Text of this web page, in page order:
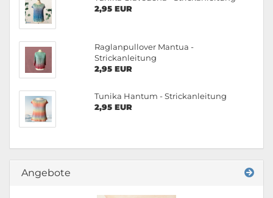
2,95 EUR
Raglanpullover Mantua -
Strickanleitung
2,95 EUR
Tunika Hantum - Strickanleitung
2,95 EUR
Angebote